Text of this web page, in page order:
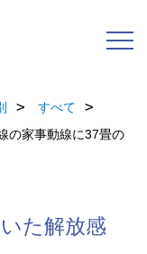
すべて
の家事動線に37畳の
た解放感